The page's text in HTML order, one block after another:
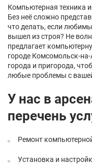
Компьютерная техника
Без неё сложно
что делать, если
вышел из строя? Не
предлагает
городе Комсомольск-
города и пригорода,
любые проблемы с
У нас в
перечень
Ремонт
Установка и